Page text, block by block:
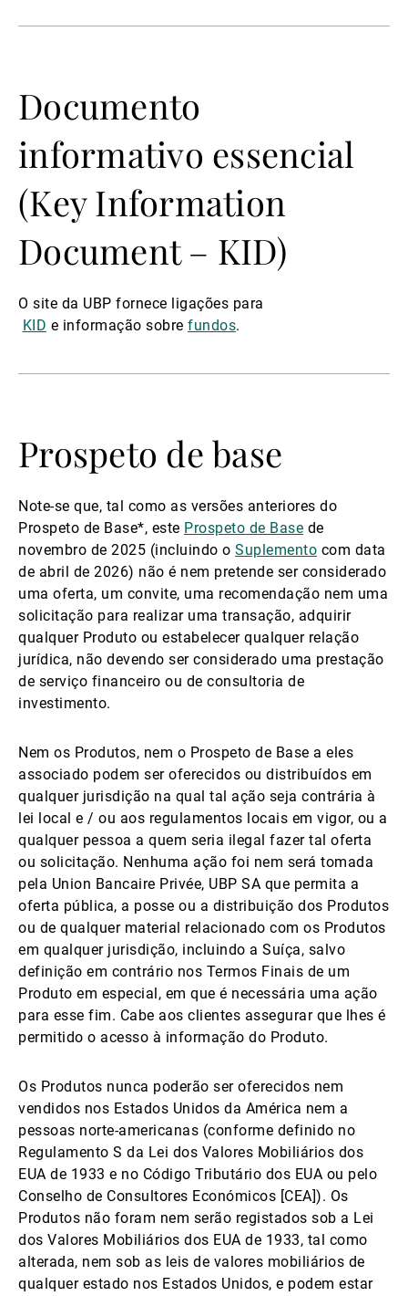
Documento
informativo essencial
(Key Information
Document – KID)
O site da UBP fornece ligações para
KID e informação sobre fundos.
Prospeto de base
Note-se que, tal como as versões anteriores do
Prospeto de Base*, este Prospeto de Base de
novembro de 2025 (incluindo o Suplemento com data
de abril de 2026) não é nem pretende ser considerado
uma oferta, um convite, uma recomendação nem uma
solicitação para realizar uma transação, adquirir
qualquer Produto ou estabelecer qualquer relação
jurídica, não devendo ser considerado uma prestação
de serviço financeiro ou de consultoria de
investimento.
Nem os Produtos, nem o Prospeto de Base a eles
associado podem ser oferecidos ou distribuídos em
qualquer jurisdição na qual tal ação seja contrária à
lei local e / ou aos regulamentos locais em vigor, ou a
qualquer pessoa a quem seria ilegal fazer tal oferta
ou solicitação. Nenhuma ação foi nem será tomada
pela Union Bancaire Privée, UBP SA que permita a
oferta pública, a posse ou a distribuição dos Produtos
ou de qualquer material relacionado com os Produtos
em qualquer jurisdição, incluindo a Suíça, salvo
definição em contrário nos Termos Finais de um
Produto em especial, em que é necessária uma ação
para esse fim. Cabe aos clientes assegurar que lhes é
permitido o acesso à informação do Produto.
Os Produtos nunca poderão ser oferecidos nem
vendidos nos Estados Unidos da América nem a
pessoas norte-americanas (conforme definido no
Regulamento S da Lei dos Valores Mobiliários dos
EUA de 1933 e no Código Tributário dos EUA ou pelo
Conselho de Consultores Económicos [CEA]). Os
Produtos não foram nem serão registados sob a Lei
dos Valores Mobiliários dos EUA de 1933, tal como
alterada, nem sob as leis de valores mobiliários de
qualquer estado nos Estados Unidos, e podem estar